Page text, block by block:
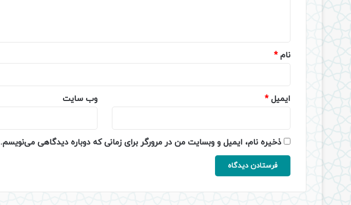
نام*
ایمیل* وب‌ سایت
ذخیره نام، ایمیل و وبسایت من در مرورگر برای زمانی که دوباره دیدگاهی می‌نویسم.